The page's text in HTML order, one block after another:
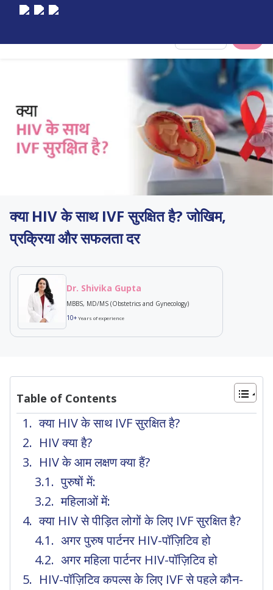
क्या HIV के साथ IVF सुरक्षित है? जोखिम,
प्रक्रिया और सफलता दर
Dr. Shivika Gupta
MBBS, MD/MS (Obstetrics and Gynecology)
10+Years of experience
Table of Contents
क्या HIV के साथ IVF सुरक्षित है?
HIV क्या है?
HIV के आम लक्षण क्या हैं?
पुरुषों में:
महिलाओं में:
क्या HIV से पीड़ित लोगों के लिए IVF सुरक्षित है?
अगर पुरुष पार्टनर HIV-पॉज़िटिव हो
अगर महिला पार्टनर HIV-पॉज़िटिव हो
HIV-पॉज़िटिव कपल्स के लिए IVF से पहले कौन-